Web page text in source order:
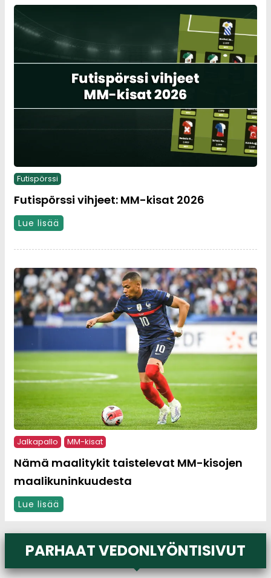
Futispörssi
Futispörssi vihjeet: MM-kisat 2026
Lue lisää
Jalkapallo MM-kisat
Nämä maalitykit taistelevat MM-kisojen
maalikuninkuudesta
Lue lisää
PARHAAT VEDONLYÖNTISIVUT